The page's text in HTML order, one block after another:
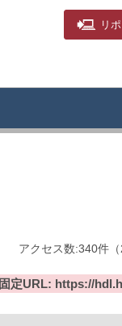
リ
アクセス数:340件 （
固定URL: https://